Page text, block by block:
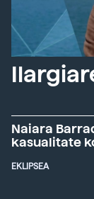
Naiara
kasualitate
EKLIPSEA